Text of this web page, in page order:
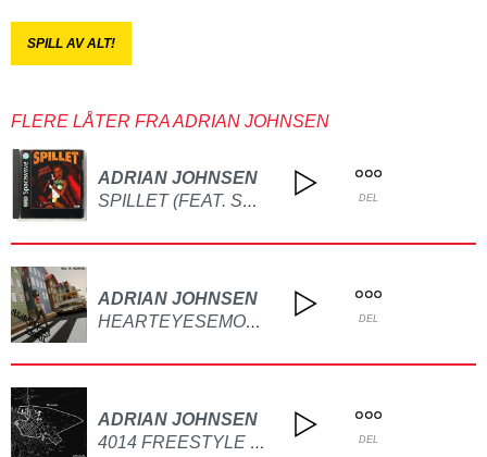
SPILL AV ALT!
FLERE LÅTER FRA ADRIAN JOHNSEN
ADRIAN JOHNSEN
SPILLET (FEAT. SPACEWAVE) DEL
ADRIAN JOHNSEN
HEARTEYESEMOJI (FEAT. AJBK) DEL
ADRIAN JOHNSEN
4014 FREESTYLE (FEAT. MICHO) DEL